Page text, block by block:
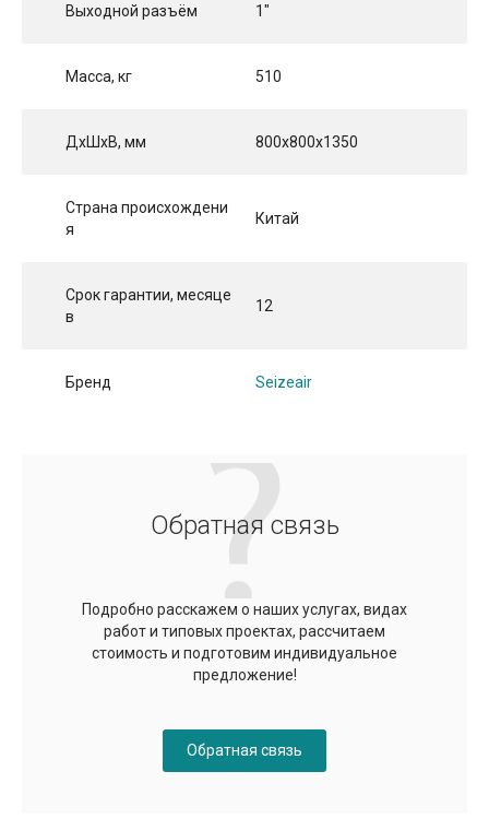
Выходной разъём 1"
Масса, кг 510
ДхШхВ, мм 800x800x1350
Страна происхождени
я
Китай
Срок гарантии, месяце
в
12
Бренд Seizeair
Обратная связь
Подробно расскажем о наших услугах, видах
работ и типовых проектах, рассчитаем
стоимость и подготовим индивидуальное
предложение!
Обратная связь